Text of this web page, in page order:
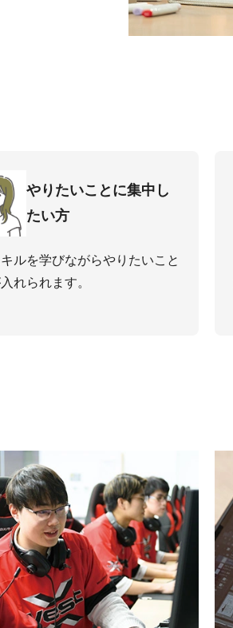
やりたいことに集中し
たい⽅
ルを学びながらやりたいこと
れられます。